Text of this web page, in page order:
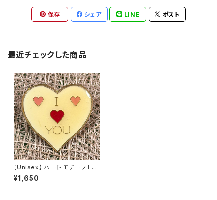
保存 シェア LINE ポスト
最近チェックした商品
【Unisex】 ハート モチーフ I L
OVE YOU ピンバッジ / バッジ
バッチ ピンバッチ チャーム 古着
¥1,650